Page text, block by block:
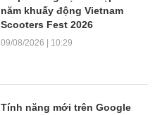
năm khuấy động Vietnam
Scooters Fest 2026
09/08/2026 | 10:29
Tính năng mới trên Google